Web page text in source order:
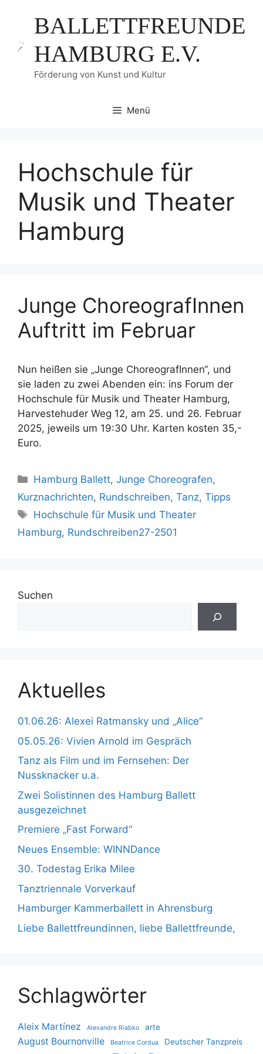
springenBALLETTFREUNDE
HAMBURG E.V.
Förderung von Kunst und Kultur
Menü
Hochschule für
Musik und Theater
Hamburg
Junge ChoreografInnen
Auftritt im Februar
Nun heißen sie „Junge ChoreografInnen“, und
sie laden zu zwei Abenden ein: ins Forum der
Hochschule für Musik und Theater Hamburg,
Harvestehuder Weg 12, am 25. und 26. Februar
2025, jeweils um 19:30 Uhr. Karten kosten 35,-
Euro.
Kategorien
Hamburg Ballett,Junge Choreografen,
Kurznachrichten, Rundschreiben, Tanz, Tipps
Schlagwörter
Hochschule für Musik und Theater
Hamburg, Rundschreiben27-2501
Suchen
Aktuelles
01.06.26: Alexei Ratmansky und „Alice“
05.05.26: Vivien Arnold im Gespräch
Tanz als Film und im Fernsehen: Der
Nussknacker u.a.
Zwei Solistinnen des Hamburg Ballett
ausgezeichnet
Premiere „Fast Forward“
Neues Ensemble: WINNDance
30. Todestag Erika Milee
Tanztriennale Vorverkauf
Hamburger Kammerballett in Ahrensburg
Liebe Ballettfreundinnen, liebe Ballettfreunde,
Schlagwörter
Aleix Martínez Alexandre Riabko arte
August Bournonville Beatrice Cordua Deutscher Tanzpreis